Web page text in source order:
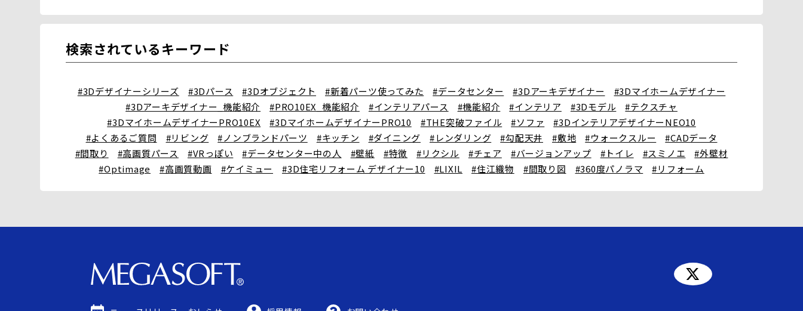
検索されているキーワード
#3Dデザイナーシリーズ #3Dパース #3Dオブジェクト #新着パーツ使ってみた #データセンター #3Dアーキデザイナー
#3Dマイホームデザイナー
#3Dアーキデザイナー_機能紹介
#PRO10EX_機能紹介 #インテリアパース #機能紹介 #インテリア #3Dモデル
#テクスチャ
#3DマイホームデザイナーPRO10EX
#3DマイホームデザイナーPRO10 #THE突破ファイル #ソファ
#3DインテリアデザイナーNEO10
#よくあるご質問
#リビング #ノンブランドパーツ #キッチン #ダイニング #レンダリング #勾配天井 #敷地 #ウォークスルー
#CADデータ
#間取り
#高画質パース #VRっぽい #データセンター中の人 #壁紙 #特徴 #リクシル #チェア #バージョンアップ #トイレ #スミノエ
#外壁材
#Optimage
#高画質動画 #ケイミュー #3D住宅リフォーム デザイナー10 #LIXIL #住江織物 #間取り図 #360度パノラマ #リフォーム